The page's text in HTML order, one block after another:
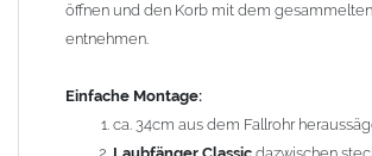
Regenrohrklappenicht zum Füllen von
geeignet.
Technische Details:
Größe: fürZink Fallrohrenach DIN 18461
Außendurchmesser 100mm
öffnen und den Korb mit dem gesammelten
entnehmen.
Einfache Montage:
ca. 34cm aus dem Fallrohr